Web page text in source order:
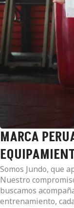
MARCA
Somos Jundo, que
Nuestro
buscamos
entrenamiento,